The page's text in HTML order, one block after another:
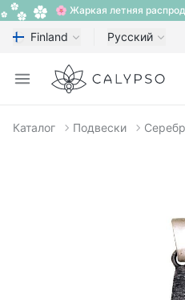
🌸 Жаркая летняя
Finland Русский
Open menu
Calypso
Каталог Подвески